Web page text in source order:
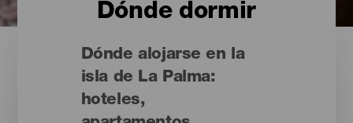
Dónde dormir
Dónde alojarse en la
isla de La Palma:
hoteles,